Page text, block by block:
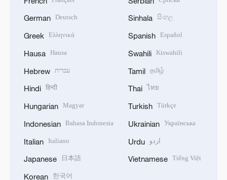
German Deutsch
Greek Ελληνικά
Hausa Hausa
Hebrew עברית
Hindi हिन्दी
Hungarian Magyar
Indonesian Bahasa Indonesia
Italian Italiano
Japanese 日本語
Korean 한국어
Sinhala සිංහල
Spanish Español
Swahili Kiswahili
Tamil தமிழ்
Thai ไทย
Turkish Türkçe
Ukrainian Українська
Urdu اردو
Vietnamese Tiếng Việt